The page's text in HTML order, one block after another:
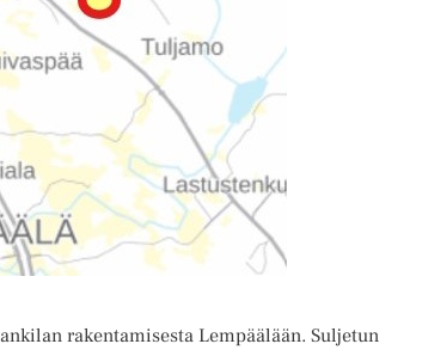
rakentamisesta Lempäälään. Suljetun